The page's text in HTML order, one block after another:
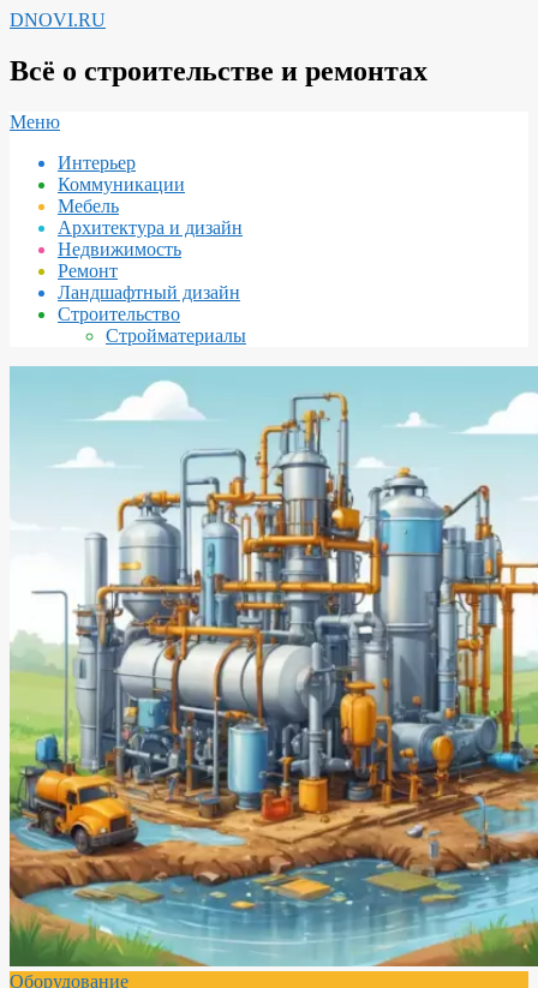
Перейти
содержимому
DNOVI.RU
Всё о строительстве и ремонтах
Вторичное
навигации
Меню
Интерьер
Коммуникации
Мебель
Архитектура и дизайн
Недвижимость
Ремонт
Ландшафтный дизайн
Строительство
Стройматериалы
Оборудование